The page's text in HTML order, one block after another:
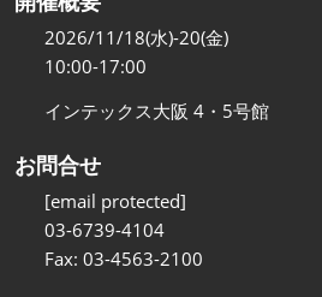
2026/11/18(水)-20(金)
10:00-17:00
インテックス大阪 4・5号館
お問合せ
[email protected]
03-6739-4104
Fax: 03-4563-2100